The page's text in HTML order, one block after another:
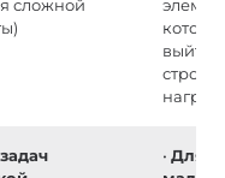
сложной
выйти
строя
• Для